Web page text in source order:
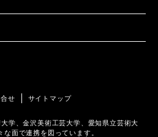
せ
サイトマップ
学、金沢美術工芸大学、愛知県立芸術大
面で連携を図っています。